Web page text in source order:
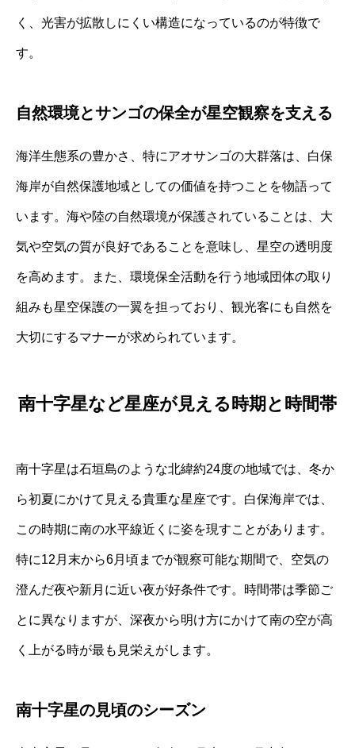
く、光害が拡散しにくい構造になっているのが特徴で
す。
自然環境とサンゴの保全が星空観察を支える
海洋生態系の豊かさ、特にアオサンゴの大群落は、白保
海岸が自然保護地域としての価値を持つことを物語って
います。海や陸の自然環境が保護されていることは、大
気や空気の質が良好であることを意味し、星空の透明度
を高めます。また、環境保全活動を行う地域団体の取り
組みも星空保護の一翼を担っており、観光客にも自然を
大切にするマナーが求められています。
南十字星など星座が見える時期と時間帯
南十字星は石垣島のような北緯約24度の地域では、冬か
ら初夏にかけて見える貴重な星座です。白保海岸では、
この時期に南の水平線近くに姿を現すことがあります。
特に12月末から6月頃までが観察可能な期間で、空気の
澄んだ夜や新月に近い夜が好条件です。時間帯は季節ご
とに異なりますが、深夜から明け方にかけて南の空が高
く上がる時が最も見栄えがします。
南十字星の見頃のシーズン